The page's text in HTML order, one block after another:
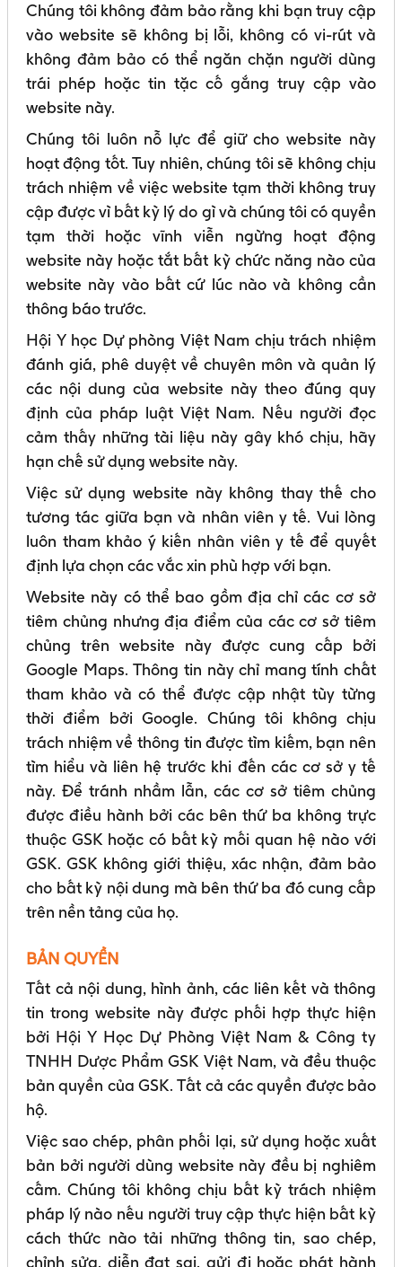
Chúng tôi không đảm bảo rằng khi bạn truy cập
vào website sẽ không bị lỗi, không có vi-rút và
không đảm bảo có thể ngăn chặn người dùng
trái phép hoặc tin tặc cố gắng truy cập vào
website này.
Chúng tôi luôn nỗ lực để giữ cho website này
hoạt động tốt. Tuy nhiên, chúng tôi sẽ không chịu
trách nhiệm về việc website tạm thời không truy
cập được vì bất kỳ lý do gì và chúng tôi có quyền
tạm thời hoặc vĩnh viễn ngừng hoạt động
website này hoặc tắt bất kỳ chức năng nào của
website này vào bất cứ lúc nào và không cần
thông báo trước.
Hội Y học Dự phòng Việt Nam chịu trách nhiệm
đánh giá, phê duyệt về chuyên môn và quản lý
các nội dung của website này theo đúng quy
định của pháp luật Việt Nam. Nếu người đọc
cảm thấy những tài liệu này gây khó chịu, hãy
hạn chế sử dụng website này.
Việc sử dụng website này không thay thế cho
tương tác giữa bạn và nhân viên y tế. Vui lòng
luôn tham khảo ý kiến nhân viên y tế để quyết
định lựa chọn các vắc xin phù hợp với bạn.
Website này có thể bao gồm địa chỉ các cơ sở
tiêm chủng nhưng địa điểm của các cơ sở tiêm
chủng trên website này được cung cấp bởi
Google Maps. Thông tin này chỉ mang tính chất
tham khảo và có thể được cập nhật tùy từng
thời điểm bởi Google. Chúng tôi không chịu
trách nhiệm về thông tin được tìm kiếm, bạn nên
tìm hiểu và liên hệ trước khi đến các cơ sở y tế
này. Để tránh nhầm lẫn, các cơ sở tiêm chủng
được điều hành bởi các bên thứ ba không trực
thuộc GSK hoặc có bất kỳ mối quan hệ nào với
GSK. GSK không giới thiệu, xác nhận, đảm bảo
cho bất kỳ nội dung mà bên thứ ba đó cung cấp
trên nền tảng của họ.
BẢN QUYỀN
Tất cả nội dung, hình ảnh, các liên kết và thông
tin trong website này được phối hợp thực hiện
bởi Hội Y Học Dự Phòng Việt Nam & Công ty
TNHH Dược Phẩm GSK Việt Nam, và đều thuộc
bản quyền của GSK. Tất cả các quyền được bảo
hộ.
Việc sao chép, phân phối lại, sử dụng hoặc xuất
bản bởi người dùng website này đều bị nghiêm
cấm. Chúng tôi không chịu bất kỳ trách nhiệm
pháp lý nào nếu người truy cập thực hiện bất kỳ
cách thức nào tải những thông tin, sao chép,
chỉnh sửa, diễn đạt sai, gửi đi hoặc phát hành